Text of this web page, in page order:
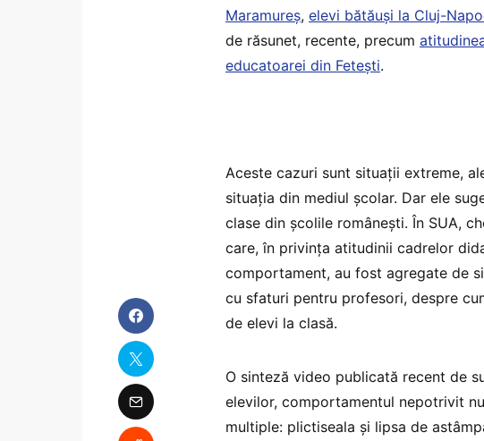
Maramureș, elevi bătăuși la Cluj-
de răsunet, recente, precum
educatoarei din Fetești.
Aceste cazuri sunt situații extreme,
situația din mediul școlar. Dar ele
clase din școlile românești. În SUA,
care, în privința atitudinii cadrelor
comportament, au fost agregate de
cu sfaturi pentru profesori, despre
de elevi la clasă.
O sinteză video publicată recent de
elevilor, comportamentul nepotrivit
multiple: plictiseala și lipsa de